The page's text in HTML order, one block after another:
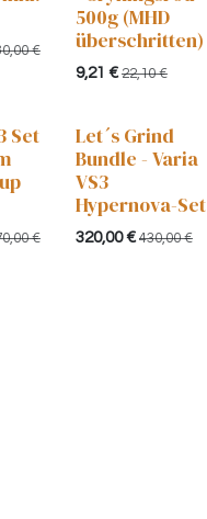
€
500g (MHD
überschritten)
9,21 € 22,10€
Set
€
Let´s Grind
Bundle - Varia
VS3
Hypernova-Set
320,00€ 430,00€